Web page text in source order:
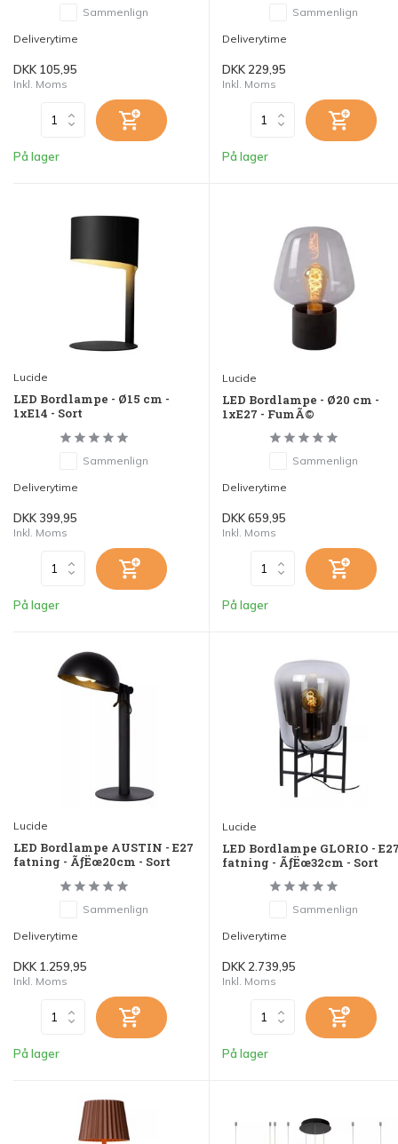
Sammenlign
Deliverytime
DKK 105,95
Inkl. Moms
På lager
Sammenlign
Deliverytime
DKK 229,95
Inkl. Moms
På lager
Lucide
LED Bordlampe - Ø15 cm -
1xE14 - Sort
Sammenlign
Deliverytime
DKK 399,95
Inkl. Moms
På lager
Lucide
LED Bordlampe - Ø20 cm -
1xE27 - FumÃ©
Sammenlign
Deliverytime
DKK 659,95
Inkl. Moms
På lager
Lucide
LED Bordlampe AUSTIN - E27
fatning - ÃƒËœ20cm - Sort
Sammenlign
Deliverytime
DKK 1.259,95
Inkl. Moms
På lager
Lucide
LED Bordlampe GLORIO -
fatning - ÃƒËœ32cm - Sort
Sammenlign
Deliverytime
DKK 2.739,95
Inkl. Moms
På lager